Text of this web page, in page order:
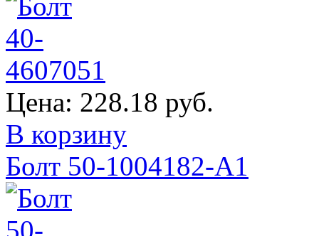
Цена: 228.18 руб.
В корзину
Болт 50-1004182-А1